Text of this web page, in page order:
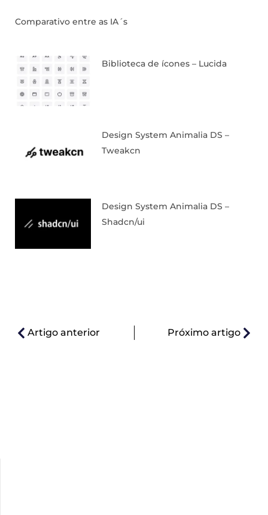
Comparativo entre as IA´s
Biblioteca de ícones – Lucida
Design System Animalia DS –
Tweakcn
Design System Animalia DS –
Shadcn/ui
Artigo anterior Próximo artigo